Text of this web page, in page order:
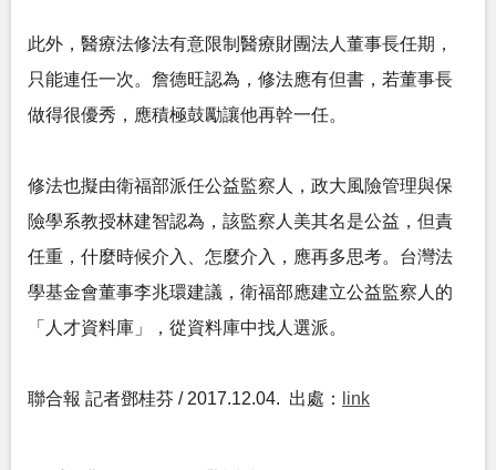
此外，醫療法修法有意限制醫療財團法人董事長任期，
只能連任一次。詹德旺認為，修法應有但書，若董事長
做得很優秀，應積極鼓勵讓他再幹一任。
修法也擬由衛福部派任公益監察人，政大風險管理與保
險學系教授林建智認為，該監察人美其名是公益，但責
任重，什麼時候介入、怎麼介入，應再多思考。台灣法
學基金會董事李兆環建議，衛福部應建立公益監察人的
「人才資料庫」，從資料庫中找人選派。
聯合報 記者鄧桂芬 / 2017.12.04. 出處： link